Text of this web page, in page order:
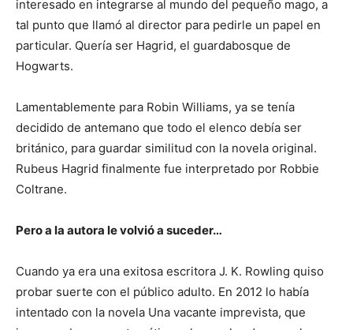
interesado en integrarse al mundo del pequeño mago, a
tal punto que llamó al director para pedirle un papel en
particular. Quería ser Hagrid, el guardabosque de
Hogwarts.
Lamentablemente para Robin Williams, ya se tenía
decidido de antemano que todo el elenco debía ser
británico, para guardar similitud con la novela original.
Rubeus Hagrid finalmente fue interpretado por Robbie
Coltrane.
Pero a la autora le volvió a suceder…
Cuando ya era una exitosa escritora J. K. Rowling quiso
probar suerte con el público adulto. En 2012 lo había
intentado con la novela Una vacante imprevista, que